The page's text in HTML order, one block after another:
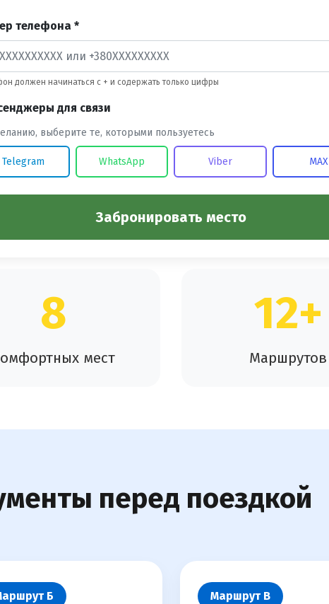
телефона *
должен начинаться с + и содержать только цифры
для связи
выберите те, которыми пользуетесь
Telegram WhatsApp Viber MAX
Забронировать место
8
мест
12+
Маршрутов
перед поездкой
Б Маршрут В